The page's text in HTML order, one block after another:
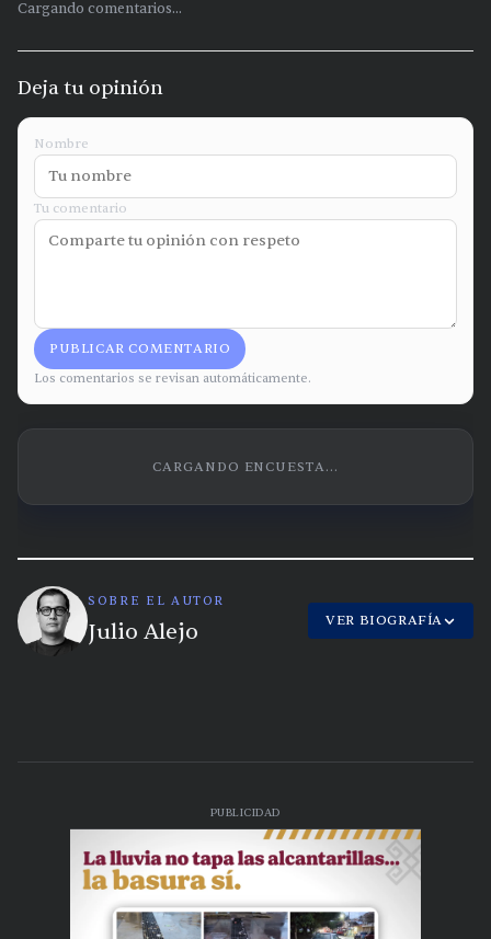
Cargando comentarios...
Deja tu opinión
Nombre
Tu comentario
PUBLICAR COMENTARIO
Los comentarios se revisan automáticamente.
CARGANDO ENCUESTA...
SOBRE EL AUTOR
Julio Alejo VER BIOGRAFÍA
PUBLICIDAD